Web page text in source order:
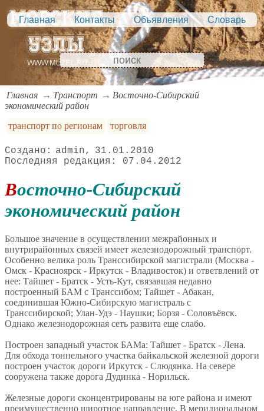
Главная Контакты Объявления Словарь
Главная Транспорт
Восточно-Сибирский
экономический район
транспорт по регионам
торговля
admin
31.01.2010
07.04.2012
Восточно-Сибирский
экономический район
Большое значение в осуществлении межрайонных и
внутрирайонных связей имеет железнодорожный транспорт.
Особенно велика роль Транссибирской магистрали (Москва -
Омск - Красноярск - Иркутск - Владивосток) и ответвлений от
нее: Тайшет - Братск - Усть-Кут, связавшая недавно
построенный БАМ с Транссибом; Тайшет - Абакан,
соединившая Южно-Сибирскую магистраль с
Транссибирской; Улан-Удэ - Наушки; Борзя - Соловъёвск.
Однако железнодорожная сеть развита еще слабо.
Построен западный участок БАМа: Тайшет - Братск - Лена.
Для обхода тоннельного участка байкальской железной дороги
построен участок дороги Иркутск - Слюдянка. На севере
сооружена также дорога Дудинка - Норильск.
Железные дороги сконцентрированы на юге района и имеют
преимущественно широтное направление. В меридиональном